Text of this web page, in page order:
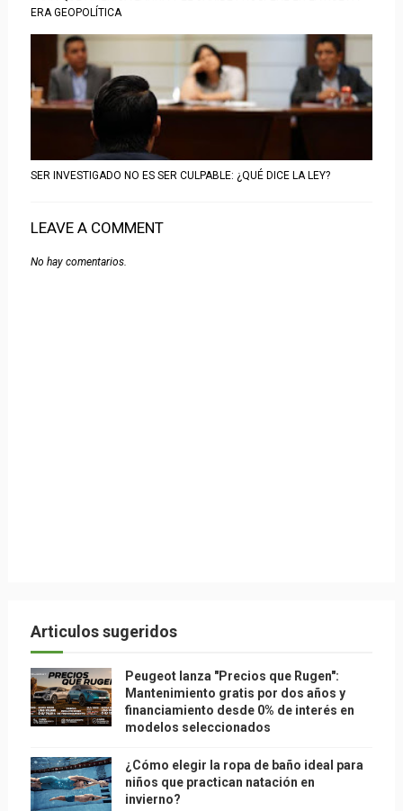
ERA GEOPOLÍTICA
SER INVESTIGADO NO ES SER CULPABLE: ¿QUÉ DICE LA LEY?
LEAVE A COMMENT
No hay comentarios.
Articulos sugeridos
Peugeot lanza "Precios que Rugen":
Mantenimiento gratis por dos años y
financiamiento desde 0% de interés en
modelos seleccionados
¿Cómo elegir la ropa de baño ideal para
niños que practican natación en
invierno?